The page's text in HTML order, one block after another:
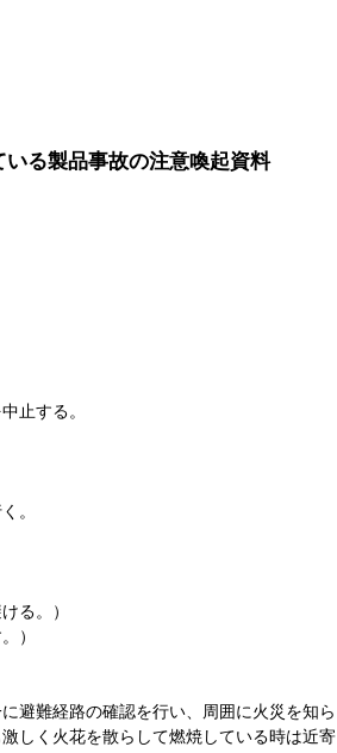
る製品事故の注意喚起資料
止する。
。
る。）
）
避難経路の確認を行い、周囲に火災を知ら
しく火花を散らして燃焼している時は近寄